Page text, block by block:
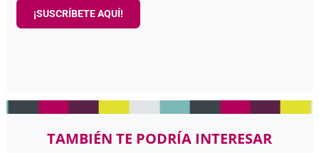
¡SUSCRÍBETE AQUÍ!
TAMBIÉN TE PODRÍA INTERESAR